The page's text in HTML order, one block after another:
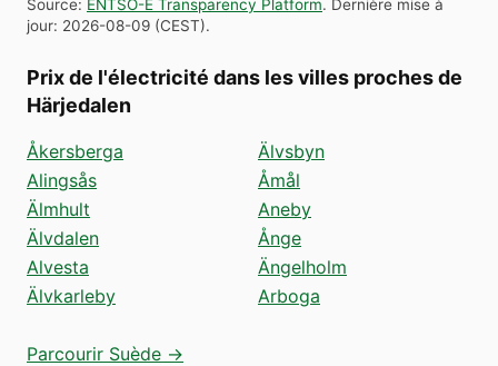
Source: ENTSO-E Transparency Platform. Dernière mise à
jour: 2026-08-09 (CEST).
Prix de l'électricité dans les villes proches de
Härjedalen
Åkersberga
Alingsås
Älmhult
Älvdalen
Alvesta
Älvkarleby
Älvsbyn
Åmål
Aneby
Ånge
Ängelholm
Arboga
Parcourir Suède →